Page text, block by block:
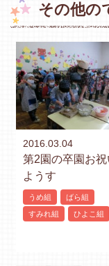
その他の
2016.03.04
第2園の卒園お
ようす
うめ組
ばら組
すみれ組
ひよこ組